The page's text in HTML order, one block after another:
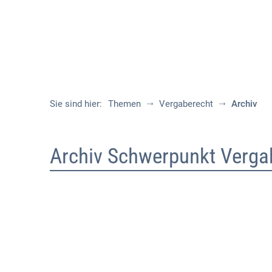
Sie sind hier: Themen Vergaberecht Archiv
ArchivArchiv Schwerpunkt